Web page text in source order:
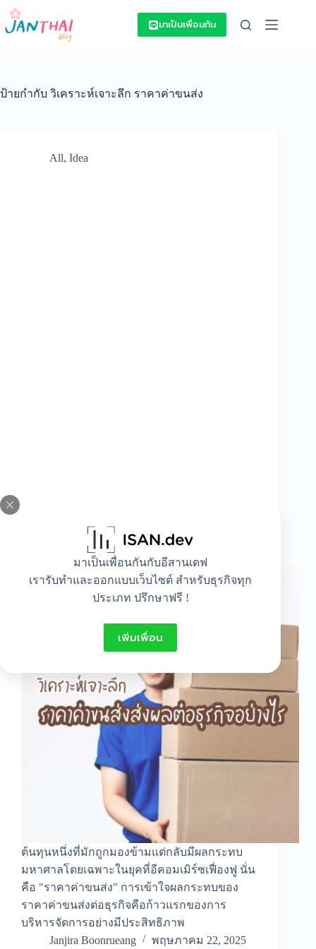
Skip
content
มาเป็นเพื่อนกันกับอีสานเดฟ
เรารับทำและออกแบบเว็บไซต์ สำหรับธุรกิจทุก
ประเภท ปรึกษาฟรี !
เพิ่มเพื่อน
มาเป็นเพื่อนกัน
ป้ายกำกับ วิเคราะห์เจาะลึก ราคาค่าขนส่ง
All, Idea
วิเคราะห์เจาะลึก ราคาค่าขนส่งส่งผลต่อธุรกิจ
ต้นทุนหนึ่งที่มักถูกมองข้ามแต่กลับมีผลกระทบ
มหาศาลโดยเฉพาะในยุคที่อีคอมเมิร์ซเฟื่องฟู นั่น
คือ "ราคาค่าขนส่ง" การเข้าใจผลกระทบของ
ราคาค่าขนส่งต่อธุรกิจคือก้าวแรกของการ
บริหารจัดการอย่างมีประสิทธิภาพ
Janjira Boonrueang
พฤษภาคม 22, 2025